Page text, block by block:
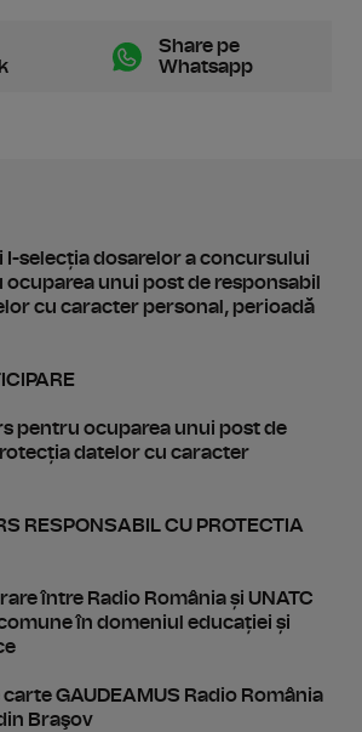
Share pe
Whatsapp
I-selecția dosarelor a concursului
unui post de responsabil
cu caracter personal, perioadă
pentru ocuparea unui post de
datelor cu caracter
RESPONSABIL CU PROTECTIA
între Radio România și UNATC
în domeniul educației și
carte GAUDEAMUS Radio România
Braşov